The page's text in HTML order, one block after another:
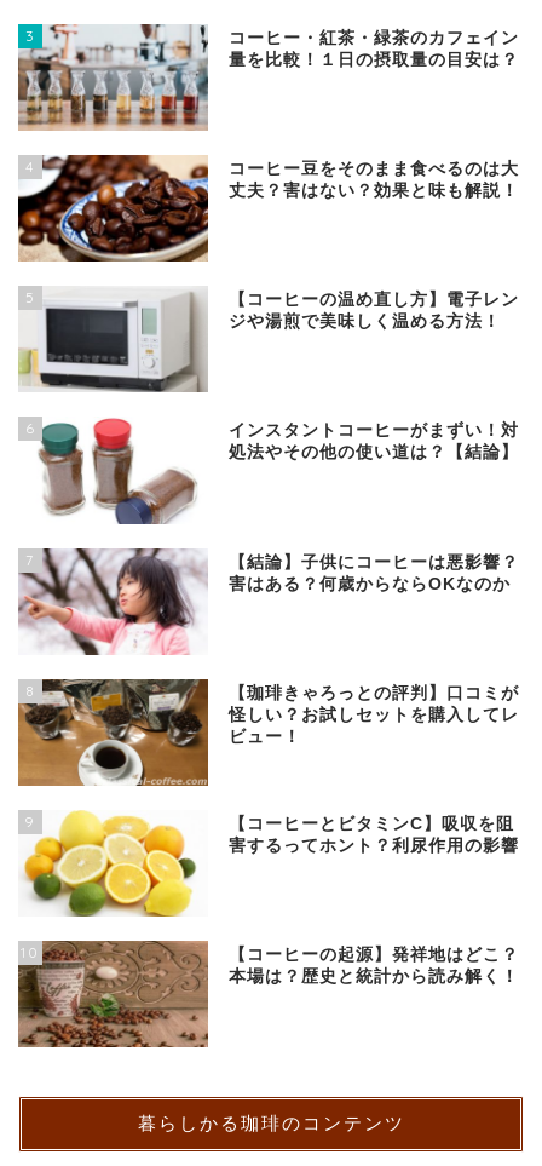
3
コーヒー・紅茶・緑茶のカフェイン
量を比較！１日の摂取量の目安は？
4
コーヒー豆をそのまま食べるのは大
丈夫？害はない？効果と味も解説！
5
【コーヒーの温め直し方】電子レン
ジや湯煎で美味しく温める方法！
6
インスタントコーヒーがまずい！対
処法やその他の使い道は？【結論】
7
【結論】子供にコーヒーは悪影響？
害はある？何歳からならOKなのか
8
【珈琲きゃろっとの評判】口コミが
怪しい？お試しセットを購入してレ
ビュー！
9
【コーヒーとビタミンC】吸収を阻
害するってホント？利尿作用の影響
10
【コーヒーの起源】発祥地はどこ？
本場は？歴史と統計から読み解く！
暮らしかる珈琲のコンテンツ